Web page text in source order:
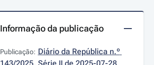
Informação da publicação
Publicação: Diário da República n.º